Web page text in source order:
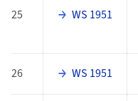
25 WS 1951
26 WS 1951